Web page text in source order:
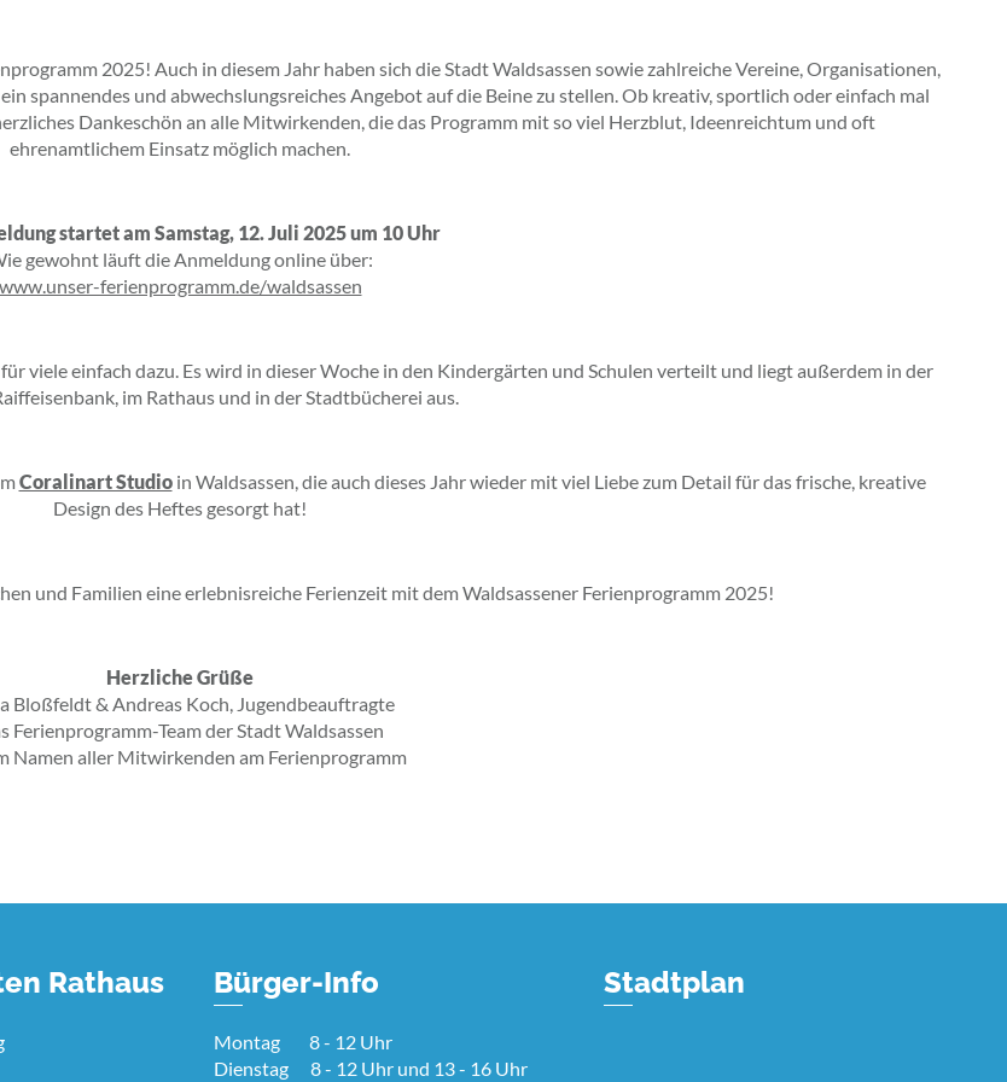
2025! Auch in diesem Jahr haben sich die Stadt Waldsassen sowie zahlreiche Vereine, Organisationen,
spannendes und abwechslungsreiches Angebot auf die Beine zu stellen. Ob kreativ, sportlich oder einfach mal
Dankeschön an alle Mitwirkenden, die das Programm mit so viel Herzblut, Ideenreichtum und oft
ehrenamtlichem Einsatz möglich machen.
startet am Samstag, 12. Juli 2025 um 10 Uhr
gewohnt läuft die Anmeldung online über:
www.unser-ferienprogramm.de/waldsassen
viele einfach dazu. Es wird in dieser Woche in den Kindergärten und Schulen verteilt und liegt außerdem in der
im Rathaus und in der Stadtbücherei aus.
Coralinart Studioin Waldsassen, die auch dieses Jahr wieder mit viel Liebe zum Detail für das frische, kreative
Design des Heftes gesorgt hat!
und Familien eine erlebnisreiche Ferienzeit mit dem Waldsassener Ferienprogramm 2025!
Herzliche Grüße
Bloßfeldt & Andreas Koch, Jugendbeauftragte
Ferienprogramm-Team der Stadt Waldsassen
Namen aller Mitwirkenden am Ferienprogramm
Rathaus Bürger-Info
Montag 8 - 12 Uhr
Dienstag 8 - 12 Uhr und 13 - 16 Uhr
Stadtplan